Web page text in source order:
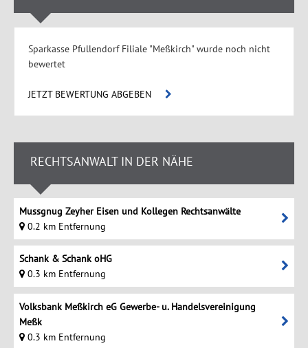
Sparkasse Pfullendorf Filiale "Meßkirch" wurde noch nicht
bewertet
JETZT BEWERTUNG ABGEBEN
RECHTSANWALT IN DER NÄHE
Mussgnug Zeyher Eisen und Kollegen Rechtsanwälte
0.2 km Entfernung
Schank & Schank oHG
0.3 km Entfernung
Volksbank Meßkirch eG Gewerbe- u. Handelsvereinigung
Meßk
0.3 km Entfernung